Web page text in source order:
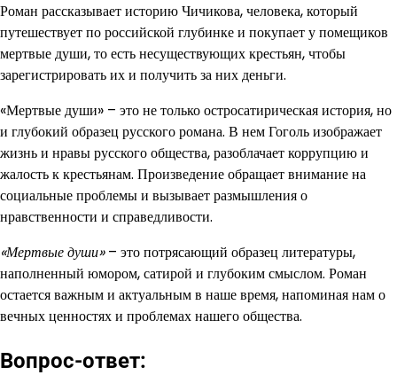
Роман рассказывает историю Чичикова, человека, который
путешествует по российской глубинке и покупает у помещиков
мертвые души, то есть несуществующих крестьян, чтобы
зарегистрировать их и получить за них деньги.
«Мертвые души» – это не только остросатирическая история, но
и глубокий образец русского романа. В нем Гоголь изображает
жизнь и нравы русского общества, разоблачает коррупцию и
жалость к крестьянам. Произведение обращает внимание на
социальные проблемы и вызывает размышления о
нравственности и справедливости.
«Мертвые души»– это потрясающий образец литературы,
наполненный юмором, сатирой и глубоким смыслом. Роман
остается важным и актуальным в наше время, напоминая нам о
вечных ценностях и проблемах нашего общества.
Вопрос-ответ: